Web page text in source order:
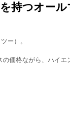
持つオー
ー）。
価格ながら、ハイエ